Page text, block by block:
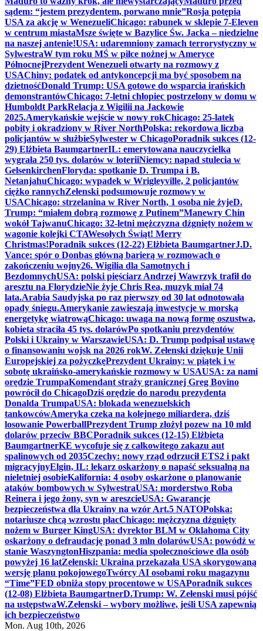
sądem: “jestem prezydentem, porwano mnie”Rosja potępia
USA za akcję w WenezueliChicago: rabunek w sklepie 7-Eleven
w centrum miastaMsze święte w Bazylice Św. Jacka – niedzielne
na naszej antenie!USA: udaremniony zamach terrorystyczny w
SylwestraW tym roku MŚ w piłce nożnej w Ameryce
PółnocnejPrezydent Wenezueli otwarty na rozmowy z
USAChiny: podatek od antykoncepcji ma być sposobem na
dzietnośćDonald Trump: USA gotowe do wsparcia irańskich
demonstrantówChicago: 7-letni chłopiec postrzelony w domu w
Humboldt ParkRelacja z Wigilii na Jackowie
2025.Amerykańskie wejście w nowy rokChicago: 25-latek
pobity i okradziony w River NorthPolska: rekordowa liczba
policjantów w służbieSylwester w ChicagoPoradnik sukces (12-
29) Elżbieta BaumgartnerIL: emerytowana nauczycielka
wygrała 250 tys. dolarów w loteriiNiemcy: napad stulecia w
GelsenkirchenFloryda: spotkanie D. Trumpa i B.
NetanjahuChicago: wypadek w Wrigleyville, 2 policjantów
ciężko rannychZełenski podsumowuje rozmowy w
USAChicago: strzelanina w River North, 1 osoba nie żyjeD.
Trump: “miałem dobrą rozmowę z Putinem”Manewry Chin
wokół TajwanuChicago: 32-letni mężczyzna dźgnięty nożem w
wagonie kolejki CTAWesołych Świąt! Merry
Christmas!Poradnik sukces (12-22) Elżbieta BaumgartnerJ.D.
Vance: spór o Donbas główną barierą w rozmowach o
zakończeniu wojny26. Wigilia dla Samotnych i
BezdomnychUSA: polski pięściarz Andrzej Wawrzyk trafił do
aresztu na FlorydzieNie żyje Chris Rea, muzyk miał 74
lata.Arabia Saudyjska po raz pierwszy od 30 lat odnotowała
opady śniegu.Amerykanie zawieszają inwestycje w morską
energetykę wiatrowąChicago: uwaga na nową formę oszustwa,
kobieta straciła 45 tys. dolarówPo spotkaniu prezydentów
Polski i Ukrainy w WarszawieUSA: D. Trump podpisał ustawę
o finansowaniu wojsk na 2026 rokW. Zełenski dziękuje Unii
Europejskiej za pożyczkęPrezydent Ukrainy: w piątek i w
sobotę ukraińsko-amerykańskie rozmowy w USAUSA: za nami
orędzie TrumpaKomendant straży granicznej Greg Bovino
powrócił do ChicagoDziś orędzie do narodu prezydenta
Donalda TrumpaUSA: blokada wenezuelskich
tankowcówAmeryka czeka na kolejnego miliardera, dziś
losowanie PowerballPrezydent Trump złożył pozew na 10 mld
dolarów przeciw BBCPoradnik sukces (12-15) Elżbieta
BaumgartnerKE wycofuje się z całkowitego zakazu aut
spalinowych od 2035Czechy: nowy rząd odrzucił ETS2 i pakt
migracyjnyElgin, IL: lekarz oskarżony o napaść seksualną na
nieletniej osobieKalifornia: 4 osoby oskarżone o planowanie
ataków bombowych w SylwestraUSA: morderstwo Roba
Reinera i jego żony, syn w areszcieUSA: Gwarancje
bezpieczeństwa dla Ukrainy na wzór Art.5 NATOPolska:
notariusze chcą wzrostu płacChicago: mężczyzna dźgnięty
nożem w Burger KingUSA: dyrektor BLM w Oklahoma City
oskarżony o defraudację ponad 3 mln dolarówUSA: powódź w
stanie WaszyngtonHiszpania: media społecznościowe dla osób
powyżej 16 latZełenski: Ukraina przekazała USA skorygowaną
wersję planu pokojowegoTwórcy AI osobami roku magazynu
“Time”FED obniża stopy procentowe w USAPoradnik sukces
(12-08) Elżbieta BaumgartnerD.Trump: W. Zełenski musi pójść
na ustępstwaW.Zełenski – wybory możliwe, jeśli USA zapewnią
ich bezpieczeństwo
Mon. Aug 10th, 2026